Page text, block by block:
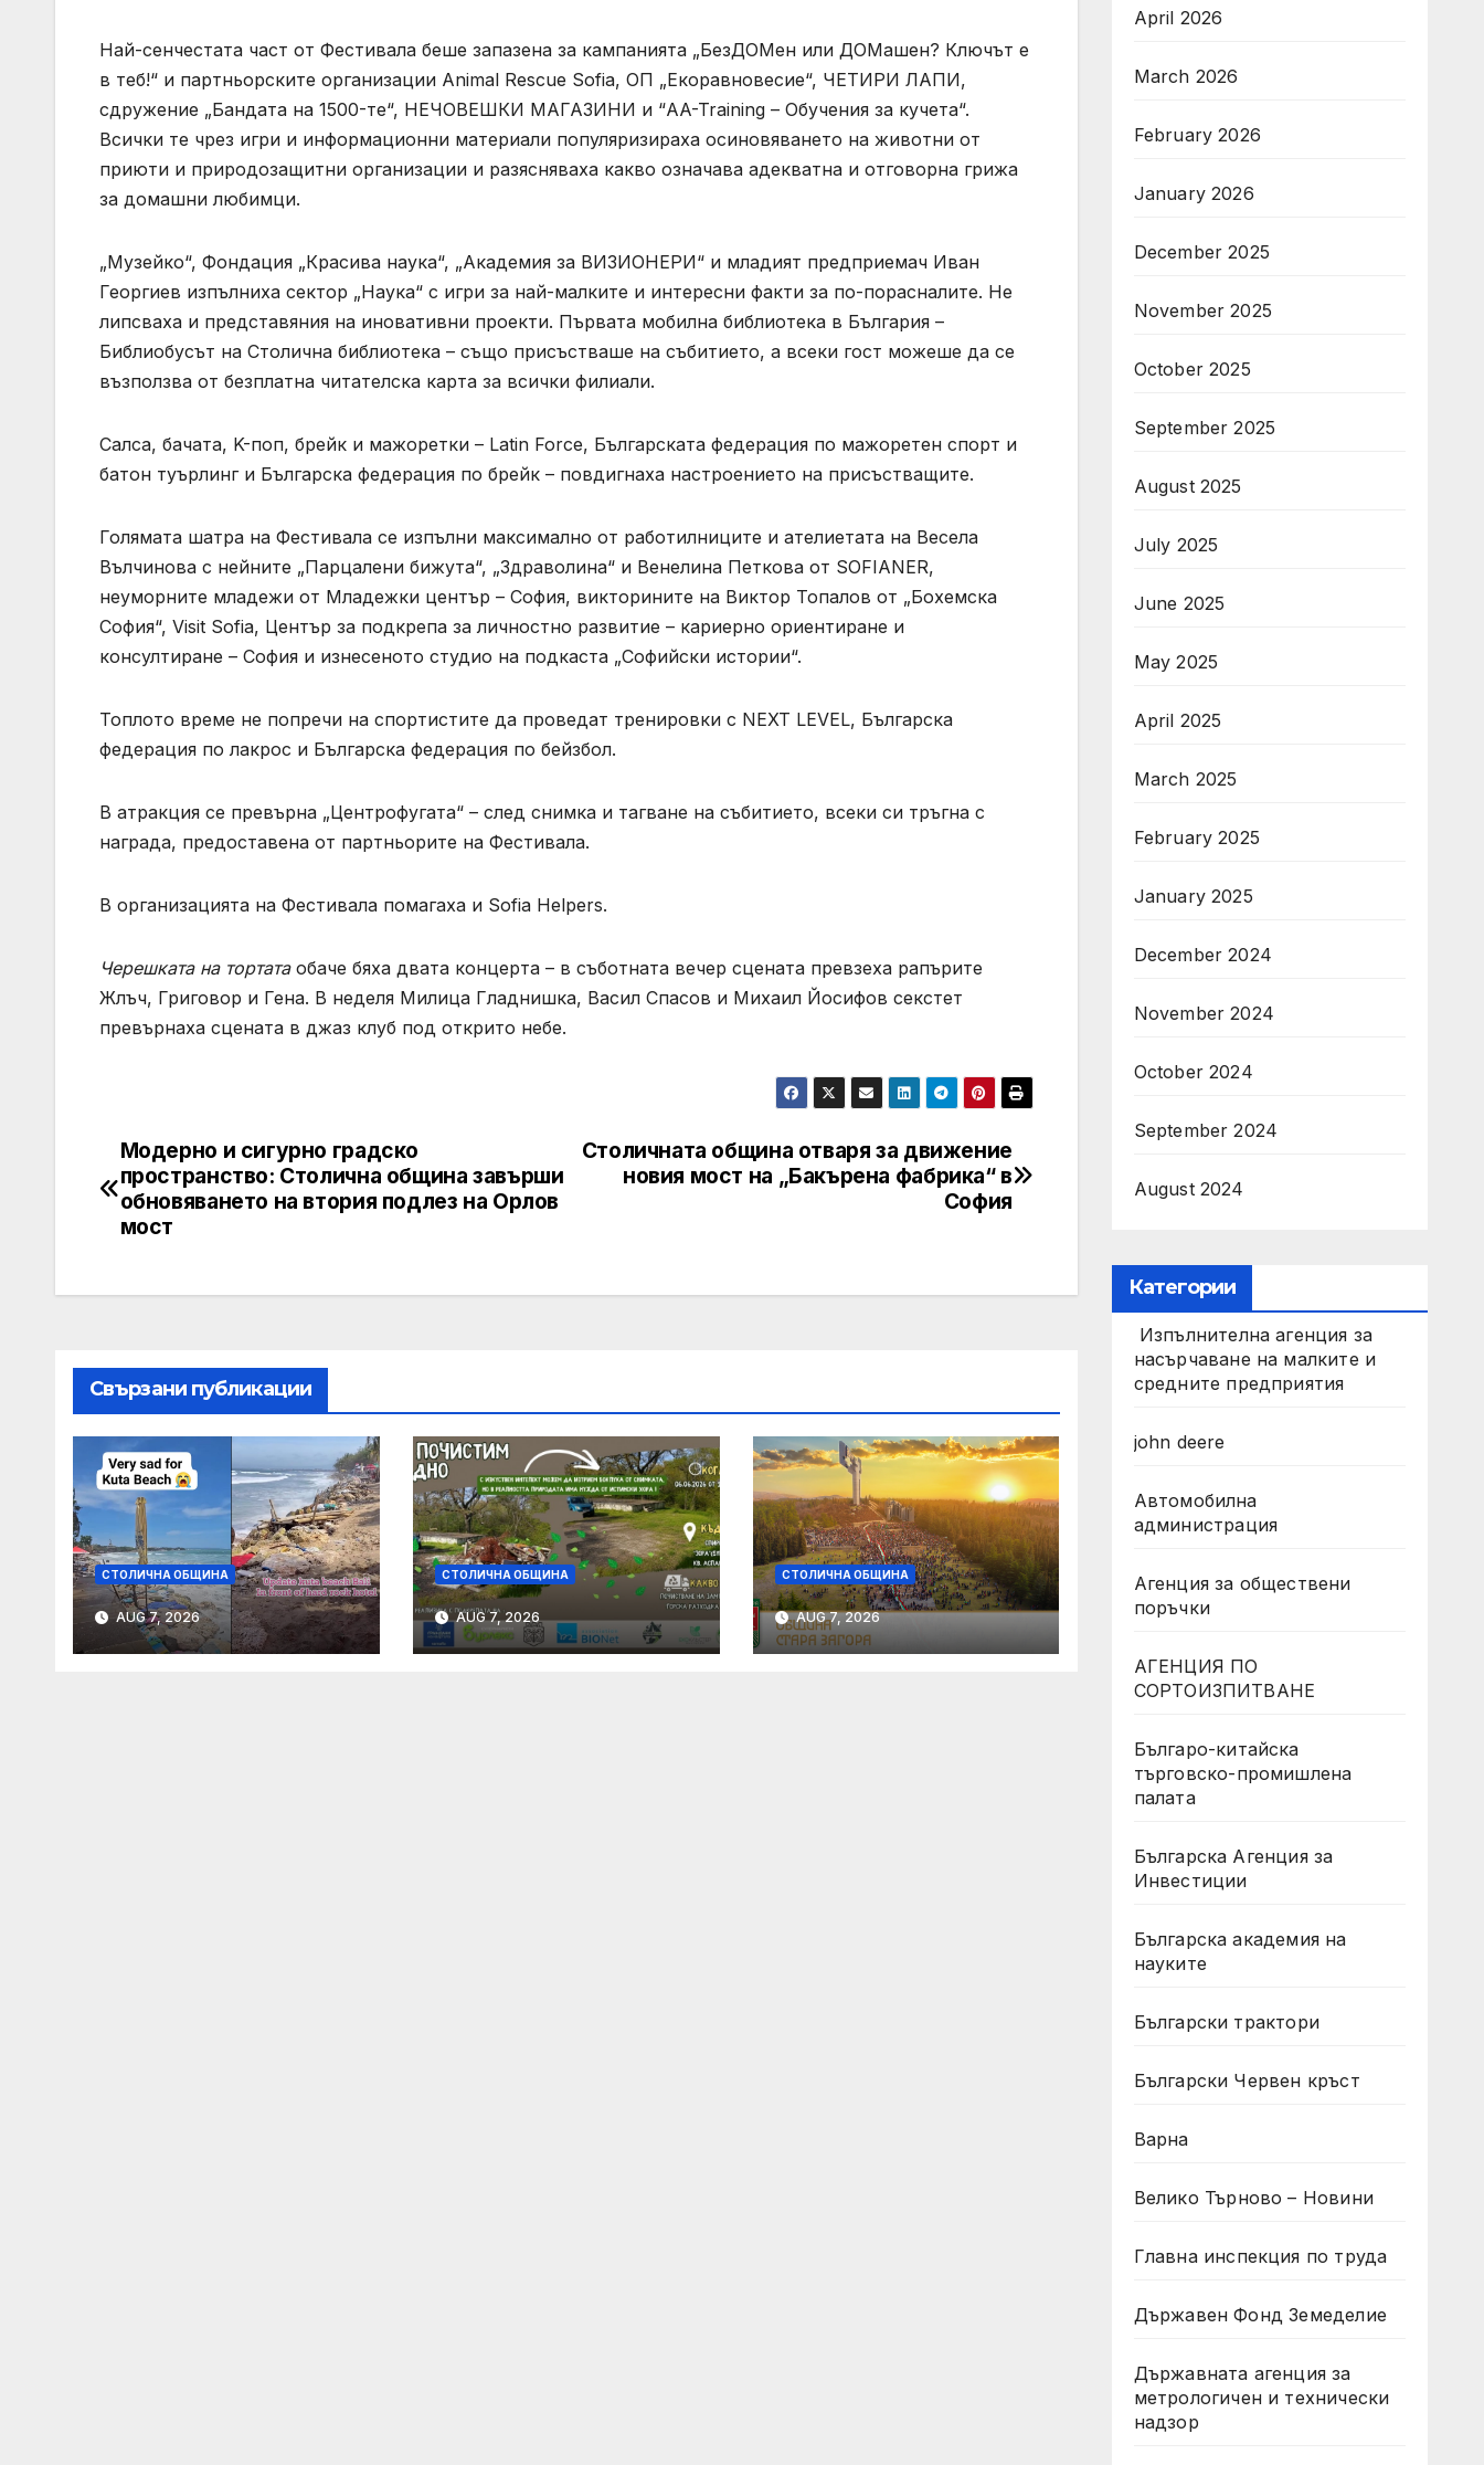
Най-сенчестата част от Фестивала беше запазена за кампанията „БезДОМен или ДОМашен? Ключът е
в теб!“ и партньорските организации Animal Rescue Sofia, ОП „Екоравновесие“, ЧЕТИРИ ЛАПИ,
сдружение „Бандата на 1500-те“, НЕЧОВЕШКИ МАГАЗИНИ и “AA-Training – Обучения за кучета“.
Всички те чрез игри и информационни материали популяризираха осиновяването на животни от
приюти и природозащитни организации и разясняваха какво означава адекватна и отговорна грижа
за домашни любимци.
„Музейко“, Фондация „Красива наука“, „Академия за ВИЗИОНЕРИ“ и младият предприемач Иван
Георгиев изпълниха сектор „Наука“ с игри за най-малките и интересни факти за по-порасналите. Не
липсваха и представяния на иновативни проекти. Първата мобилна библиотека в България –
Библиобусът на Столична библиотека – също присъстваше на събитието, а всеки гост можеше да се
възползва от безплатна читателска карта за всички филиали.
Салса, бачата, K-пoп, брейк и мажоретки – Latin Force, Българската федерация по мажоретен спорт и
батон туърлинг и Българска федерация по брейк – повдигнаха настроението на присъстващите.
Голямата шатра на Фестивала се изпълни максимално от работилниците и ателиетата на Весела
Вълчинова с нейните „Парцалени бижута“, „Здраволина“ и Венелина Петкова от SOFIANER,
неуморните младежи от Младежки център – София, викторините на Виктор Топалов от „Бохемска
София“, Visit Sofia, Център за подкрепа за личностно развитие – кариерно ориентиране и
консултиране – София и изнесеното студио на подкаста „Софийски истории“.
Топлото време не попречи на спортистите да проведат тренировки с NEXT LEVEL, Българска
федерация по лакрос и Българска федерация по бейзбол.
В атракция се превърна „Центрофугата“ – след снимка и тагване на събитието, всеки си тръгна с
награда, предоставена от партньорите на Фестивала.
В организацията на Фестивала помагаха и Sofia Helpers.
Черешката на тортатаобаче бяха двата концерта – в съботната вечер сцената превзеха рапърите
Жлъч, Григовор и Гена. В неделя Милица Гладнишка, Васил Спасов и Михаил Йосифов секстет
превърнаха сцената в джаз клуб под открито небе.
Post
navigation
Столичната община отваря за движение
новия мост на „Бакърена фабрика“ в
София
Модерно и сигурно градско
пространство: Столична община завърши
обновяването на втория подлез на Орлов
мост
Свързани публикации
СТОЛИЧНА ОБЩИНА
AUG 7, 2026
СТОЛИЧНА ОБЩИНА
AUG 7, 2026
СТОЛИЧНА ОБЩИНА
AUG 7, 2026
April 2026
March 2026
February 2026
January 2026
December 2025
November 2025
October 2025
September 2025
August 2025
July 2025
June 2025
May 2025
April 2025
March 2025
February 2025
January 2025
December 2024
November 2024
October 2024
September 2024
August 2024
Категории
Изпълнителна агенция за
насърчаване на малките и
средните предприятия
john deere
Автомобилна
администрация
Агенция за обществени
поръчки
АГЕНЦИЯ ПО
СОРТОИЗПИТВАНЕ
Българо-китайска
търговско-промишлена
палата
Българска Агенция за
Инвестиции
Българска академия на
науките
Български трактори
Български Червен кръст
Варна
Велико Търново – Новини
Главна инспекция по труда
Държавен Фонд Земеделие
Държавната агенция за
метрологичен и технически
надзор